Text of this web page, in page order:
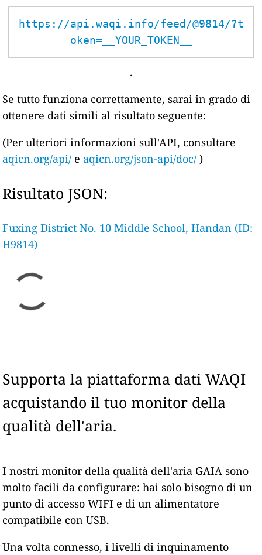
https://api.waqi.info/feed/@9814/?t
oken=__YOUR_TOKEN__
.
Se tutto funziona correttamente, sarai in grado di
ottenere dati simili al risultato seguente:
(Per ulteriori informazioni sull'API, consultare
aqicn.org/api/ e aqicn.org/json-api/doc/ )
Risultato JSON:
Fuxing District No. 10 Middle School, Handan (ID:
H9814)
Supporta la piattaforma dati WAQI
acquistando il tuo monitor della
qualità dell'aria.
I nostri monitor della qualità dell'aria GAIA sono
molto facili da configurare: hai solo bisogno di un
punto di accesso WIFI e di un alimentatore
compatibile con USB.
Una volta connesso, i livelli di inquinamento